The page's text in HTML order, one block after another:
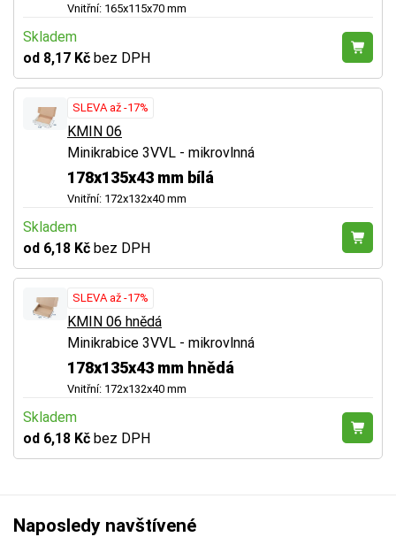
Vnitřní: 165x115x70 mm
Skladem
od 8,17 Kč bez DPH
SLEVA až -17%
KMIN 06
Minikrabice 3VVL - mikrovlnná
178x135x43 mm bílá
Vnitřní: 172x132x40 mm
Skladem
od 6,18 Kč bez DPH
SLEVA až -17%
KMIN 06 hnědá
Minikrabice 3VVL - mikrovlnná
178x135x43 mm hnědá
Vnitřní: 172x132x40 mm
Skladem
od 6,18 Kč bez DPH
Naposledy navštívené